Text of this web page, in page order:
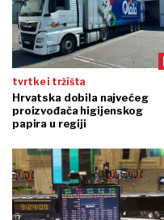
tvrtke i tržišta
Hrvatska dobila najvećeg
proizvođača higijenskog
papira u regiji